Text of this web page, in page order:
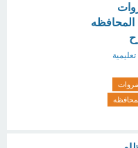
المحافظه
تعليمية